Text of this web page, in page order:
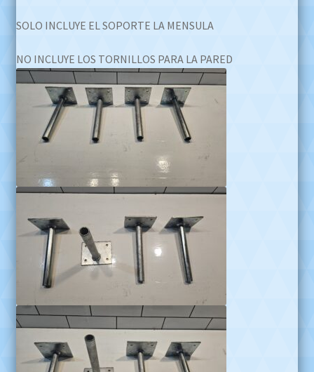
SOLO INCLUYE EL SOPORTE LA MENSULA
NO INCLUYE LOS TORNILLOS PARA LA PARED